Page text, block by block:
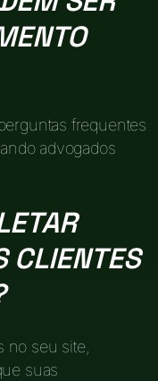
frequentes
advogados
CLIENTES
no seu site,
suas